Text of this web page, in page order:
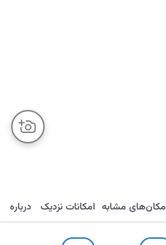
ارسال
مکان‌های مشابه امکانات نزدیک درباره